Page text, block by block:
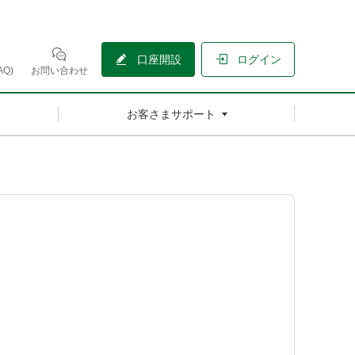
お問い合わせ
口座開設 ログイン
お客さまサポート